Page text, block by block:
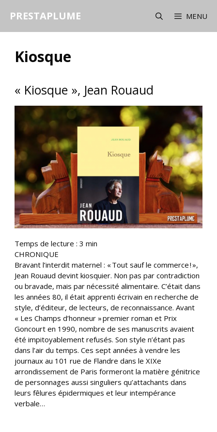
PRESTAPLUME MENU
Kiosque
« Kiosque », Jean Rouaud
Temps de lecture : 3 min
CHRONIQUE
Bravant l’interdit maternel : « Tout sauf le commerce ! »,
Jean Rouaud devint kiosquier. Non pas par contradiction
ou bravade, mais par nécessité alimentaire. C’était dans
les années 80, il était apprenti écrivain en recherche de
style, d’éditeur, de lecteurs, de reconnaissance. Avant
« Les Champs d’honneur » premier roman et Prix
Goncourt en 1990, nombre de ses manuscrits avaient
été impitoyablement refusés. Son style n’étant pas
dans l’air du temps. Ces sept années à vendre les
journaux au 101 rue de Flandre dans le XIXe
arrondissement de Paris formeront la matière génitrice
de personnages aussi singuliers qu’attachants dans
leurs fêlures épidermiques et leur intempérance
verbale…